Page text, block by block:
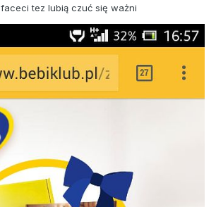
tez lubią czuć się ważni